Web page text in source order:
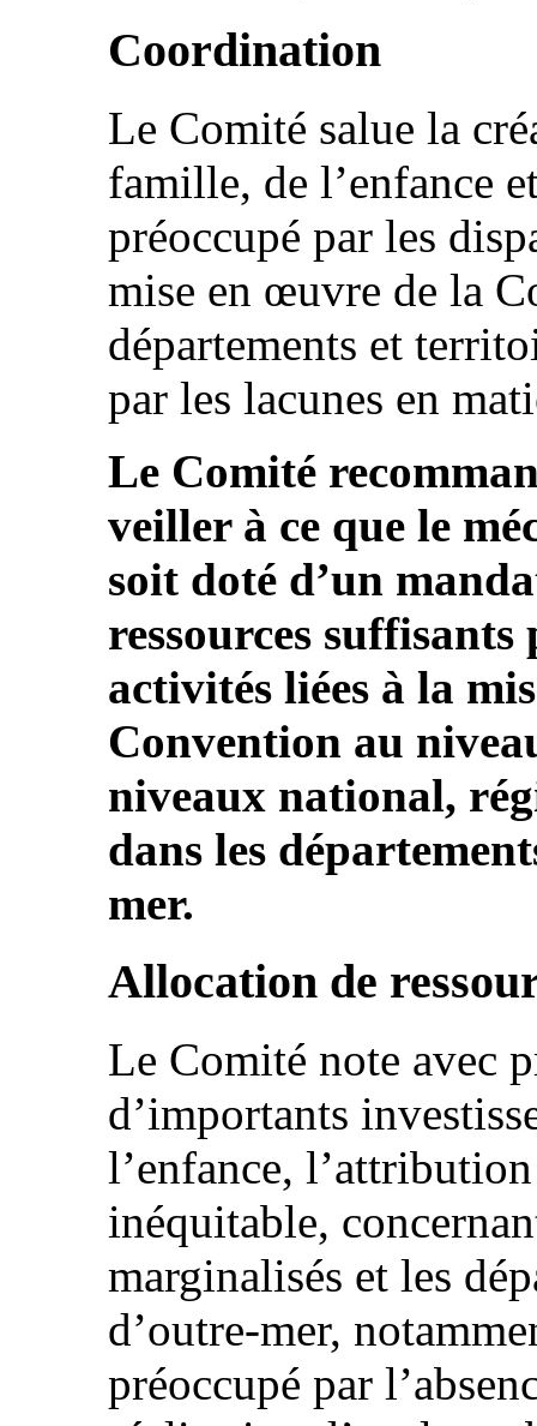
Coordination
Le Comité salue la
famille, de l’enfance
préoccupé par les
mise en œuvre de la
départements et
par les lacunes en
Le Comité
veiller à ce que le
soit doté d’un
ressources
activités liées à la
Convention au
niveaux national,
dans les
mer.
Allocation de
Le Comité note avec
d’importants
l’enfance,
inéquitable,
marginalisés et les
d’outre-mer,
préoccupé par